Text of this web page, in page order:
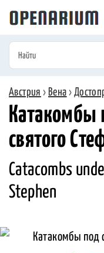
Австрия › Вена ›
Катакомбы
святого
Catacombs
Stephen